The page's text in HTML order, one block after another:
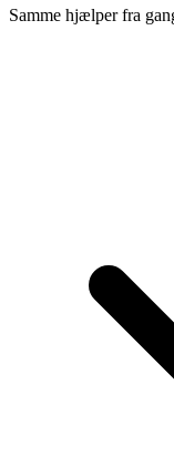
Samme hjælper fra